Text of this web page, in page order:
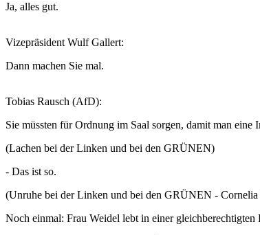
Ja, alles gut.
Vizepräsident Wulf Gallert:
Dann machen Sie mal.
Tobias Rausch (AfD):
Sie müssten für Ordnung im Saal sorgen, damit man eine
(Lachen bei der Linken und bei den GRÜNEN)
- Das ist so.
(Unruhe bei der Linken und bei den GRÜNEN -
Noch einmal: Frau Weidel lebt in einer gleichberechtigten